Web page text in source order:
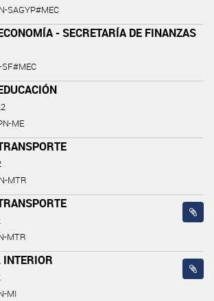
SAGYP#MEC
- SECRETARÍA DE FINANZAS
ME
MTR
MTR
MI